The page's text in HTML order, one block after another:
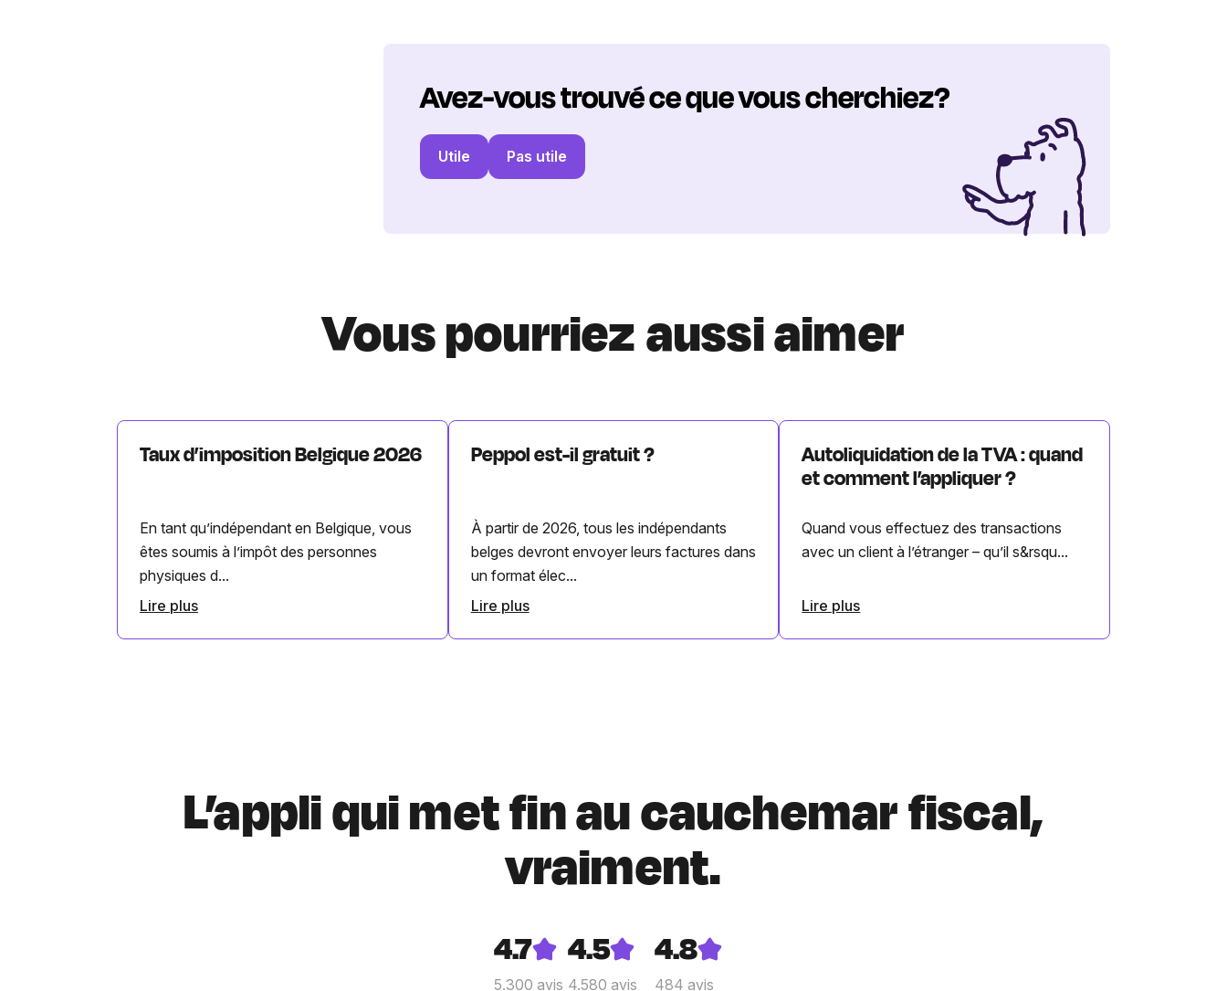
Avez-vous trouvé ce que vous cherchiez?
Utile Pas utile
Vous pourriez aussi aimer
Taux d’imposition Belgique 2026
En tant qu’indépendant en Belgique, vous
êtes soumis à l’impôt des personnes
physiques d...
Lire plus
Peppol est-il gratuit ?
À partir de 2026, tous les indépendants
belges devront envoyer leurs factures dans
un format élec...
Lire plus
Autoliquidation de la TVA : quand
et comment l’appliquer ?
Quand vous effectuez des transactions
avec un client à l’étranger – qu’il s&rsqu...
Lire plus
L’appli qui met fin au cauchemar fiscal,
vraiment.
4.7
5.300 avis
4.5
4.580 avis
4.8
484 avis